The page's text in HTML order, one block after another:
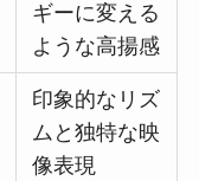
ギーに変える
ような高揚感
印象的なリズ
ムと独特な映
像表現